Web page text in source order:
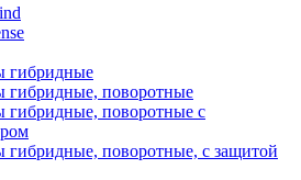
гибридные
гибридные, поворотные
гибридные, поворотные с
гибридные, поворотные, с защитой